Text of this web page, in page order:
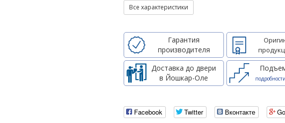
Все характеристики
Гарантия
производителя
Доставка до двери
в Йошкар-Оле
Facebook Twitter Вконтакте